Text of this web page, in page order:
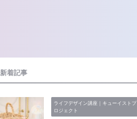
新着記事
ライフデザイン講座｜キューイストプ
ロジェクト